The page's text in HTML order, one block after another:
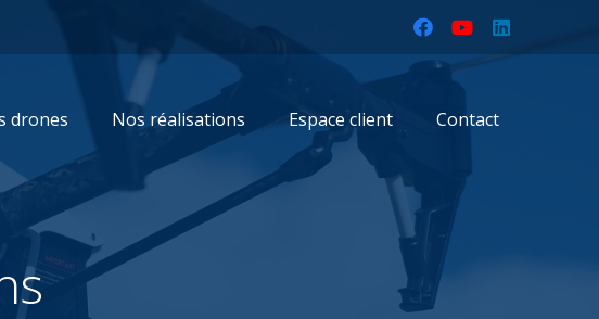
drones Nos réalisations Espace client Contact